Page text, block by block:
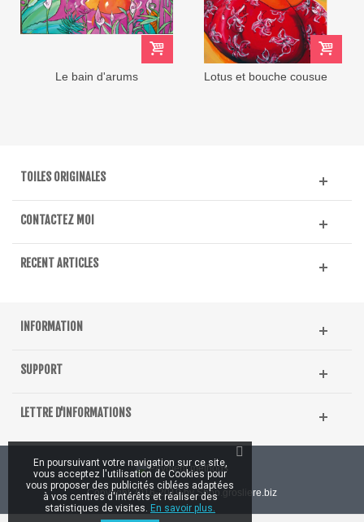
Le bain d'arums Lotus et bouche cousue
TOILES ORIGINALES
CONTACTEZ MOI
RECENT ARTICLES
INFORMATION
SUPPORT
LETTRE D'INFORMATIONS
Copyright 2016-2019 by Shop.grosliere.biz
En poursuivant votre navigation sur ce site,
vous acceptez l'utilisation de Cookies pour
vous proposer des publicités ciblées adaptées
à vos centres d'intérêts et réaliser des
statistiques de visites. En savoir plus.